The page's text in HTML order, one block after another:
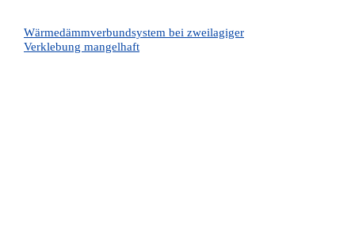
Wärmedämmverbundsystem bei zweilagiger
Verklebung mangelhaft